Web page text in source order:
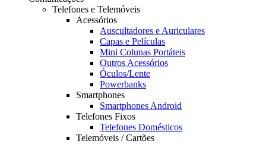
Telefones e Telemóveis
Acessórios
Auscultadores e Auriculares
Capas e Películas
Mini Colunas Portáteis
Outros Acessórios
Óculos/Lente
Powerbanks
Smartphones
Smartphones Android
Telefones Fixos
Telefones Domésticos
Telemóveis / Cartões